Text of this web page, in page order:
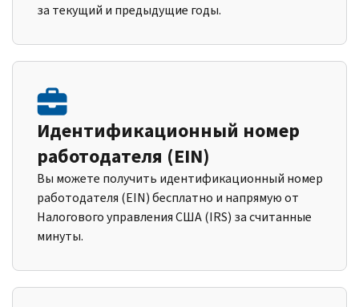
за текущий и предыдущие годы.
Идентификационный номер
работодателя (EIN)
Вы можете получить идентификационный номер
работодателя (EIN) бесплатно и напрямую от
Налогового управления США (IRS) за считанные
минуты.